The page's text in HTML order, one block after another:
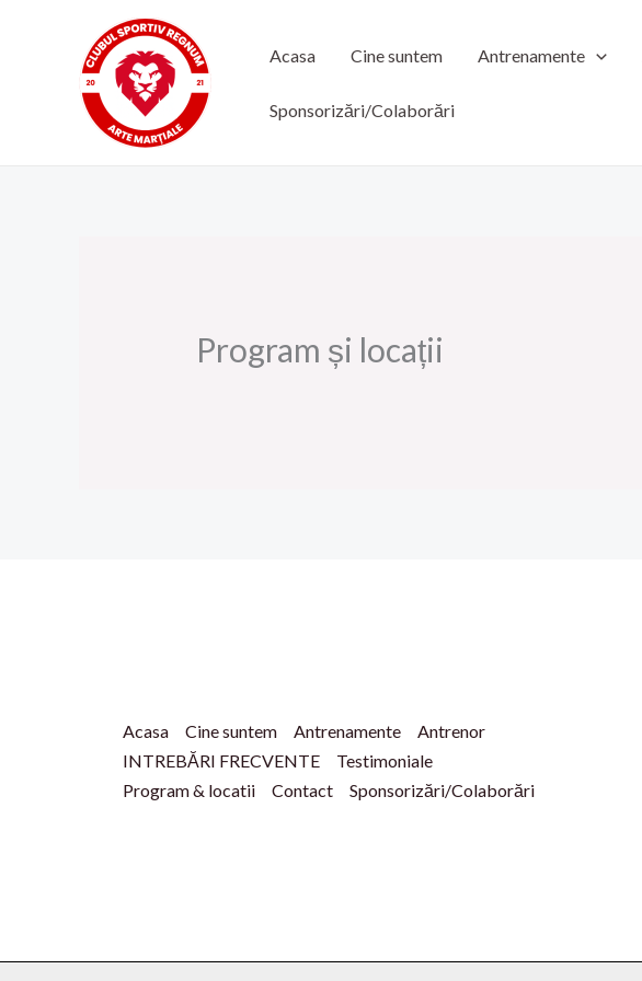
Acasa Cine suntem Antrenamente
Sponsorizări/Colaborări
Program și locații
Acasa Cine suntem Antrenamente
Antrenor
INTREBĂRI FRECVENTE
Testimoniale
Program & locatii
Contact Sponsorizări/Colaborări